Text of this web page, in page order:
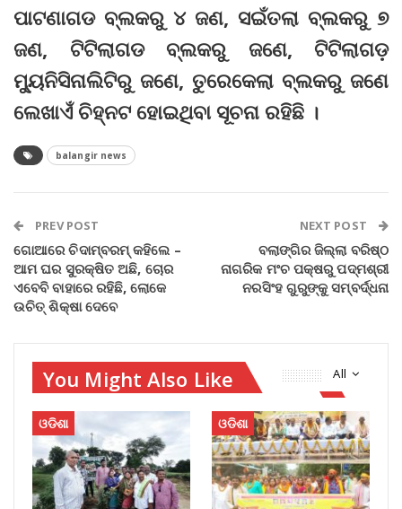
ପାଟଣାଗଡ ବ୍ଲକରୁ ୪ ଜଣ, ସଇଁତଲା ବ୍ଲକରୁ ୭
ଜଣ, ଟିଟିଲାଗଡ ବ୍ଲକରୁ ଜଣେ, ଟିଟିଲାଗଡ଼
ମ୍ୟୁନିସିନାଲିଟିରୁ ଜଣେ, ତୁରେକେଲା ବ୍ଲକରୁ ଜଣେ
ଲେଖାଏଁ ଚିହ୍ନଟ ହୋଇଥିବା ସୂଚନା ରହିଛି ।
balangir news
PREV POST
ଗୋଆରେ ଚିଦାମ୍ବରମ୍‌ କହିଲେ –
ଆମ ଘର ସୁରକ୍ଷିତ ଅଛି, ଚୋର
ଏବେବି ବାହାରେ ରହିଛି, ଲୋକେ
ଉଚିତ୍‌ ଶିକ୍ଷା ଦେବେ
NEXT POST
ବଲାଙ୍ଗିର ଜିଲ୍ଲା ବରିଷ୍ଠ
ନାଗରିକ ମଂଚ ପକ୍ଷରୁ ପଦ୍ମଶ୍ରୀ
ନରସିଂହ ଗୁରୁଙ୍କୁ ସମ୍ବର୍ଦ୍ଧନା
All
You Might Also Like
ଓଡିଶା ଓଡିଶା